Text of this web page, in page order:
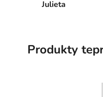
Julieta
Produkty